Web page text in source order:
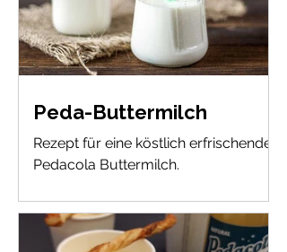
Peda-Buttermilch
Rezept für eine köstlich erfrischende
Pedacola Buttermilch.